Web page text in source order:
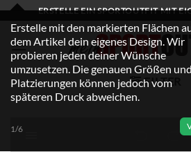
Zum
Inhalt
springen
ERSTELLE EIN SPORTOUTFIT MIT
FILTER
Erstelle mit den markierten Flächen
dem Artikel dein eigenes Design. Wir
probieren jeden deiner Wünsche
umzusetzen. Die genauen Größen und
Platzierungen können jedoch vom
späteren Druck abweichen.
1/6